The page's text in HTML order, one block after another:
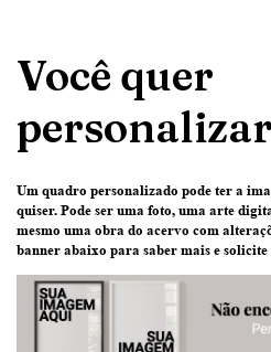
Você quer
Um quadro personalizado pode ter a
quiser. Pode ser uma foto, uma arte
mesmo uma obra do acervo com
banner abaixo para saber mais e